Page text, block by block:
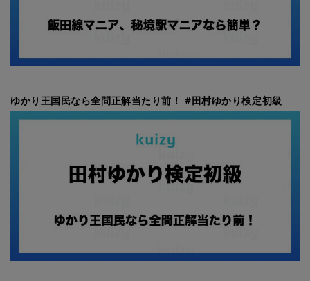
ゆかり王国民なら全問正解当たり前！ #田村ゆかり検定初級